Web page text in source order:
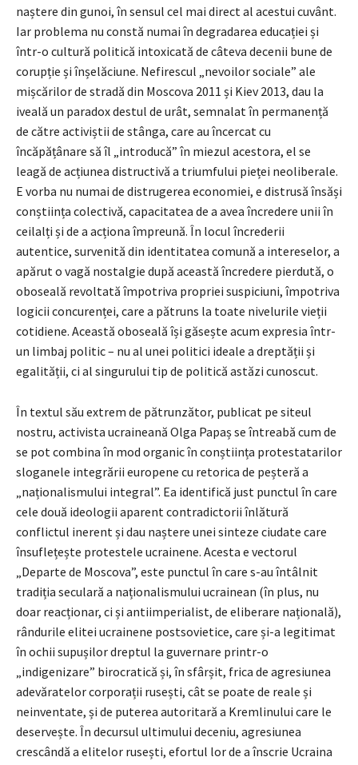
naștere din gunoi, în sensul cel mai direct al acestui cuvânt.
Iar problema nu constă numai în degradarea educației și
într-o cultură politică intoxicată de câteva decenii bune de
corupție și înșelăciune. Nefirescul „nevoilor sociale” ale
mișcărilor de stradă din Moscova 2011 și Kiev 2013, dau la
iveală un paradox destul de urât, semnalat în permanență
de către activiștii de stânga, care au încercat cu
încăpățânare să îl „introducă” în miezul acestora, el se
leagă de acțiunea distructivă a triumfului pieței neoliberale.
E vorba nu numai de distrugerea economiei, e distrusă însăși
conștiința colectivă, capacitatea de a avea încredere unii în
ceilalți și de a acționa împreună. În locul încrederii
autentice, survenită din identitatea comună a intereselor, a
apărut o vagă nostalgie după această încredere pierdută, o
oboseală revoltată împotriva propriei suspiciuni, împotriva
logicii concurenței, care a pătruns la toate nivelurile vieții
cotidiene. Această oboseală își găsește acum expresia într-
un limbaj politic – nu al unei politici ideale a dreptății și
egalității, ci al singurului tip de politică astăzi cunoscut.
În textul său extrem de pătrunzător, publicat pe siteul
nostru, activista ucraineană Olga Papaș se întreabă cum de
se pot combina în mod organic în conștiința protestatarilor
sloganele integrării europene cu retorica de peșteră a
„naționalismului integral”. Ea identifică just punctul în care
cele două ideologii aparent contradictorii înlătură
conflictul inerent și dau naștere unei sinteze ciudate care
însuflețește protestele ucrainene. Acesta e vectorul
„Departe de Moscova”, este punctul în care s-au întâlnit
tradiția seculară a naționalismului ucrainean (în plus, nu
doar reacționar, ci și antiimperialist, de eliberare națională),
rândurile elitei ucrainene postsovietice, care și-a legitimat
în ochii supușilor dreptul la guvernare printr-o
„indigenizare” birocratică și, în sfârșit, frica de agresiunea
adevăratelor corporații rusești, cât se poate de reale și
neinventate, și de puterea autoritară a Kremlinului care le
deservește. În decursul ultimului deceniu, agresiunea
crescândă a elitelor rusești, efortul lor de a înscrie Ucraina